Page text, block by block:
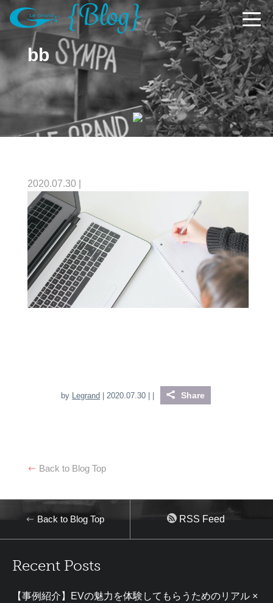
bb
2020.07.30|
by Legrand | 2020.07.30 | | Share
Back to Blog Top
Back to Blog Top RSS Feed
Recent Posts
【事例紹介】EVの魅力を体験してもらうためのリアル ×